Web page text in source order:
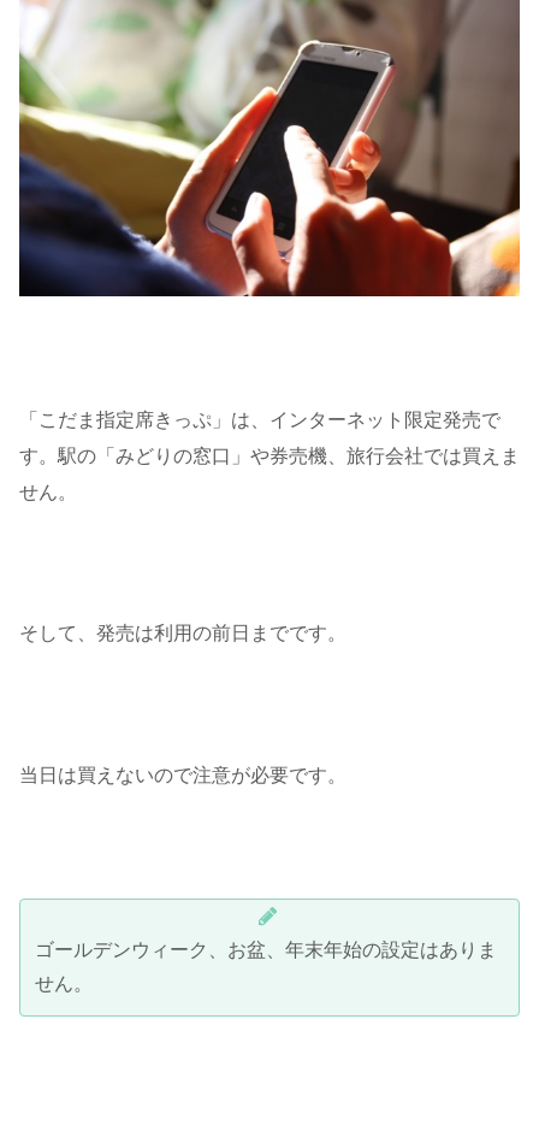
「こだま指定席きっぷ」は、インターネット限定発売で
す。駅の「みどりの窓口」や券売機、旅行会社では買えま
せん。
そして、発売は利用の前日までです。
当日は買えないので注意が必要です。
ゴールデンウィーク、お盆、年末年始の設定はありま
せん。